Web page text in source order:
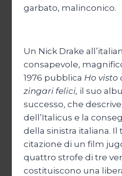
garbato, malinconico.
Un Nick Drake
consapevole,
1976 pubblica Ho visto
zingari felici, il suo
successo, che
dell’Italicus e la
della sinistra italiana. Il
citazione di un film
quattro strofe di tre
costituiscono una